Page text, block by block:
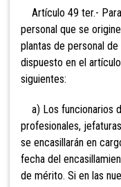
Artículo 49 ter.-
personal que se
plantas de personal
dispuesto en el
siguientes:
a) Los funcionarios
profesionales,
se encasillarán en
fecha del
de mérito. Si en las